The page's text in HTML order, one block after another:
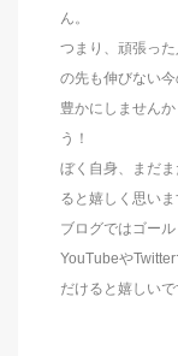
ん。
つまり、頑張っ
の先も伸びない
豊かにしません
う！
ぼく自身、まだ
ると嬉しく思いま
ブログではゴー
YouTubeや
だけると嬉しいで